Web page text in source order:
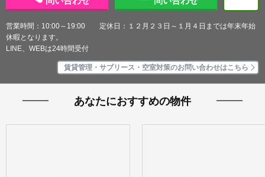
営業時間：10:00～19:00 定休日：１２月２３日～１月４日までは年末年始
休暇となります。
LINE、WEBは24時間受付
賃貸管理・サブリース・空室対策のお問い合わせはこちら
あなたにおすすめの物件